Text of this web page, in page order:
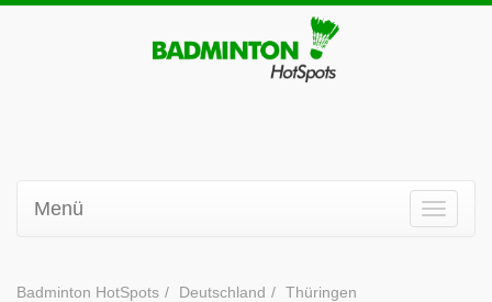
Menü
Badminton HotSpots Deutschland
Thüringen